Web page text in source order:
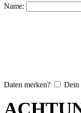
Name:
Daten merken? Dein